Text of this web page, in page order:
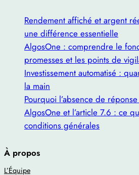
Rendement affiché et argent
une différence essentielle
AlgosOne : comprendre le
promesses et les points de
Investissement automatisé :
la main
Pourquoi l’absence de
AlgosOne et l’article 7.6 : ce
conditions générales
À propos
L’Équipe